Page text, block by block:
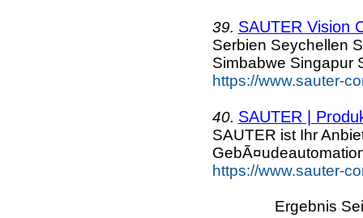
39. SAUTER Vision
Serbien Seychellen
Simbabwe Singapur
https://www.sauter-
40. SAUTER |
SAUTER ist Ihr
https://www.sauter-
Ergebnis